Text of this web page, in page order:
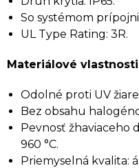
So systémom
UL Type Rating: 3R.
Materiálové vlastnosti
Odolné proti UV
Bez obsahu
Pevnosť žhaviaceho
960 °C.
Priemyselná kvalita: